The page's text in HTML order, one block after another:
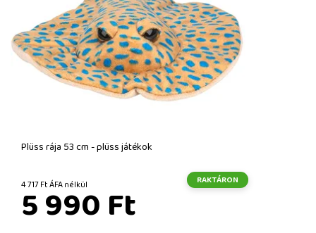
Plüss rája 53 cm - plüss játékok
4 717 Ft ÁFA nélkül RAKTÁRON
5 990 Ft